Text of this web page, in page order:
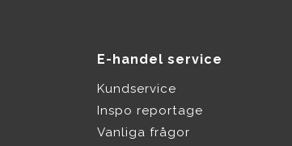
E-handel service
Kundservice
Inspo reportage
Vanliga frågor